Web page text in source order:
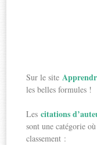
Sur le site
les belles formules !
Lescitations
sont une catégorie
classement :